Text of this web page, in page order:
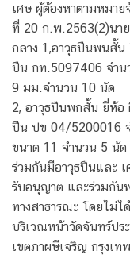
เศษ ผู้ต้องหาตามหมา
ที่ 20 ก.พ.2563(2)นา
กลาง 1,อาวุธปืนพนสั้
ปืน กท.5097406 จำน
9 มม.จำนวน 10 นัด
2, อาวุธปืนพกสั้น ยี่ห้อ
ปืน ปข 04/5200016
ขนาด 11 จำนวน 5 นัด
ร่วมกันมีอาวุธปืนและ
รับอนุญาต และร่วมกัน
ทางสาธารณะ โดยไม่
บริเวณหน้าวัดจันทร์ปร
เขตภาผษีเจริญ กรุงเท